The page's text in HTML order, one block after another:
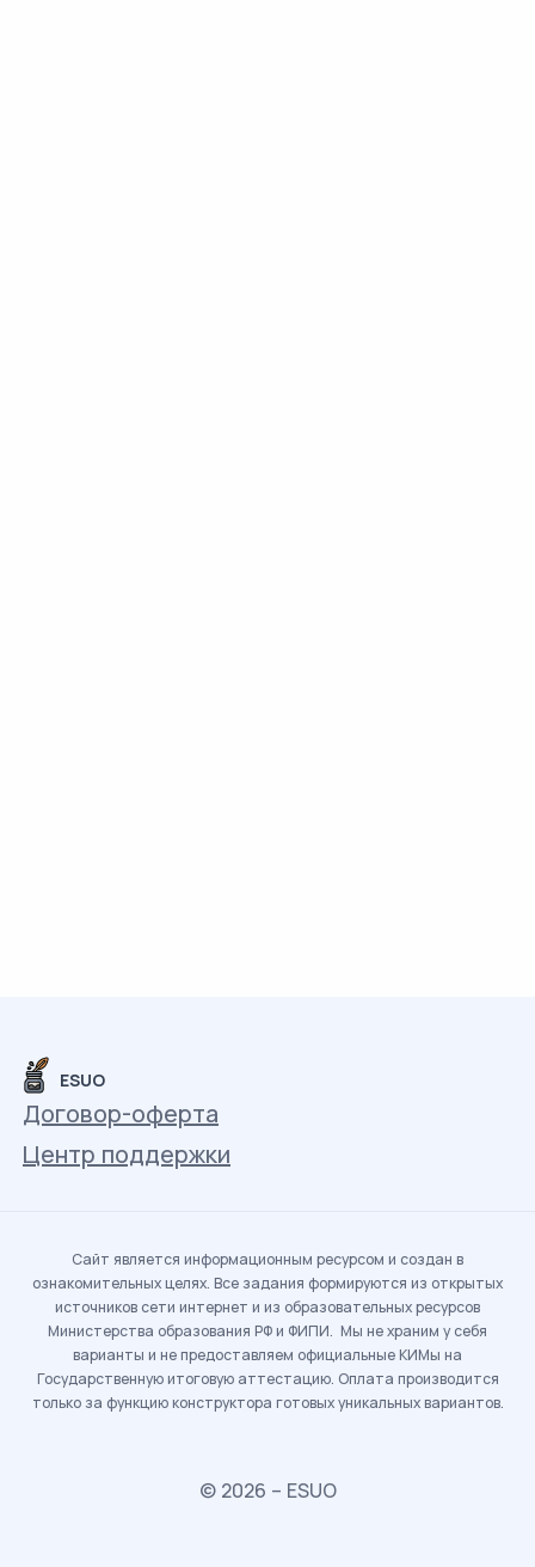
ESUO
Договор-оферта
Центр поддержки
Сайт является информационным ресурсом и создан в
ознакомительных целях. Все задания формируются из открытых
источников сети интернет и из образовательных ресурсов
Министерства образования РФ и ФИПИ. Мы не храним у себя
варианты и не предоставляем официальные КИМы на
Государственную итоговую аттестацию. Оплата производится
только за функцию конструктора готовых уникальных вариантов.
© 2026 – ESUO